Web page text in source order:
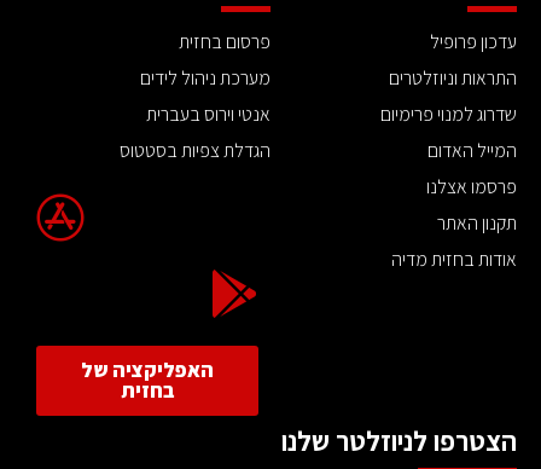
עדכון פרופיל
התראות וניוזלטרים
שדרוג למנוי פרימיום
המייל האדום
פרסמו אצלנו
תקנון האתר
אודות בחזית מדיה
פרסום בחזית
מערכת ניהול לידים
אנטי וירוס בעברית
הגדלת צפיות בסטטוס
האפליקציה של
בחזית
הצטרפו לניוזלטר שלנו